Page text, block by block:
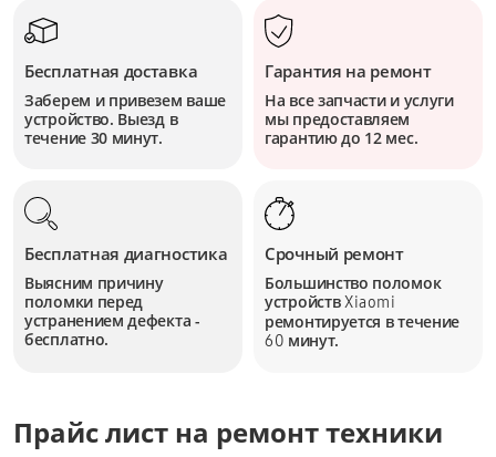
Бесплатная доставка
Заберем и привезем ваше
устройство. Выезд в
течение 30 минут.
Гарантия на ремонт
На все запчасти и услуги
мы предоставляем
гарантию до 12 мес.
Бесплатная диагностика
Выясним причину
поломки перед
устранением дефекта -
бесплатно.
Срочный ремонт
Большинство поломок
устройствXiaomi
ремонтируется в течение
60 минут.
Прайс лист на ремонт техники